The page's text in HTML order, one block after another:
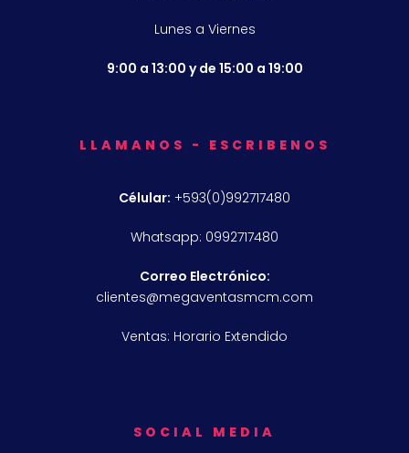
Lunes a Viernes
9:00 a 13:00 y de 15:00 a 19:00
LLAMANOS - ESCRIBENOS
Célular: +593(0)992717480
Whatsapp: 0992717480
Correo Electrónico:
clientes@megaventasmcm.com
Ventas: Horario Extendido
SOCIAL MEDIA